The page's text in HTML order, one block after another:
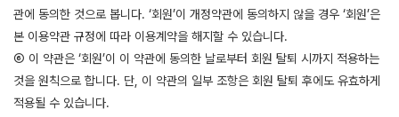
관에 동의한 것으로 봅니다. ‘회원’이 개정약관에 동의하지 않을 경우 ‘회원’은
본 이용약관 규정에 따라 이용계약을 해지할 수 있습니다.
⑥ 이 약관은 ‘회원’이 이 약관에 동의한 날로부터 회원 탈퇴 시까지 적용하는
것을 원칙으로 합니다. 단, 이 약관의 일부 조항은 회원 탈퇴 후에도 유효하게
적용될 수 있습니다.